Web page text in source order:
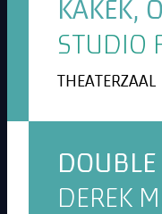
KAKEK,
STUDIO
THEATERZAAL
DEREK